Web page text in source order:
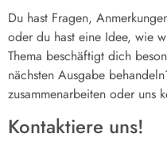
Du hast Fragen,
oder du hast eine Idee, wie
Thema beschäftigt dich
nächsten Ausgabe
zusammenarbeiten oder uns
Kontaktiere uns!